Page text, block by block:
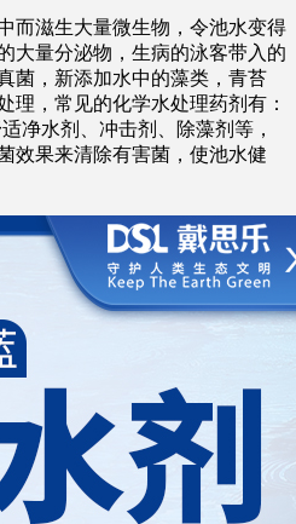
滋生大量微生物，令池水变得
大量分泌物，生病的泳客带入的
菌，新添加水中的藻类，青苔
理，常见的化学水处理药剂有：
净水剂、冲击剂、除藻剂等，
效果来清除有害菌，使池水健